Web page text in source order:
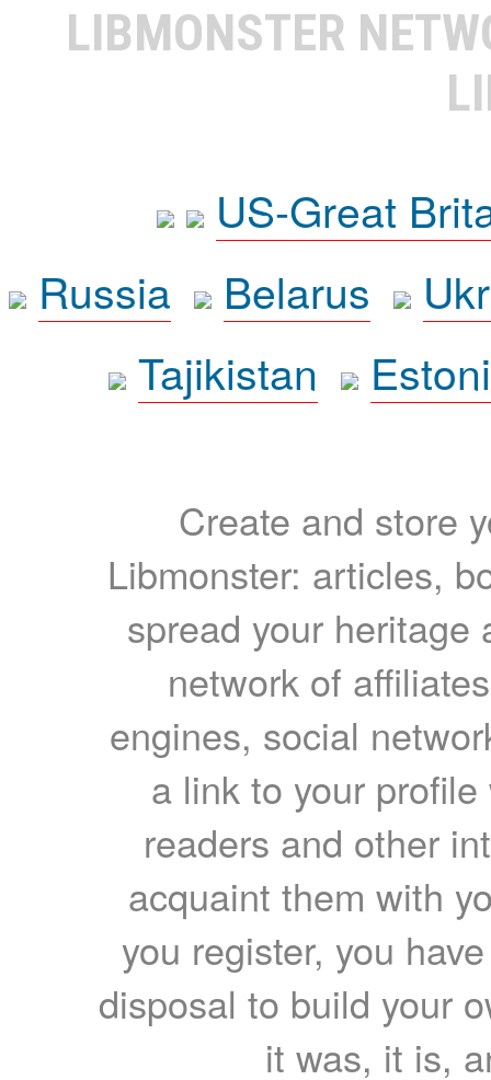
LIBMONSTER
US-Great
Russia
Belarus
Tajikistan
Create and store
Libmonster: articles,
spread your heritage
network of
engines, social
a link to your
readers and other
acquaint them with
you register, you
disposal to build your
it was, it is,